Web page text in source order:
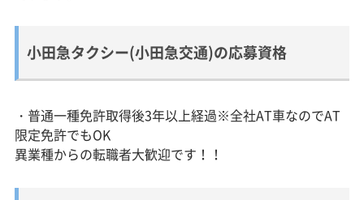
小田急タクシー(小田急交通)の応募資格
・普通一種免許取得後3年以上経過※全社AT車なのでAT
限定免許でもOK
異業種からの転職者大歓迎です！！